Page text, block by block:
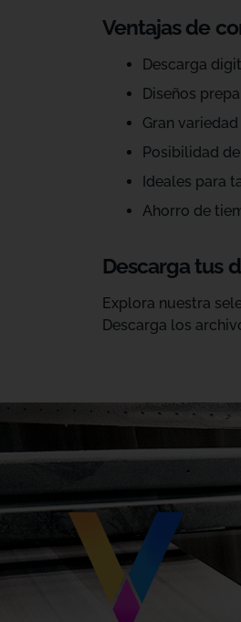
Ventajas de
Descarga
Diseños
Gran
Posibilidad
Ideales para
Ahorro de
Descarga tus
Explora nuestra
Descarga los